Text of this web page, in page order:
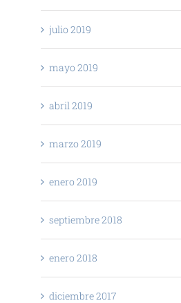
julio 2019
mayo 2019
abril 2019
marzo 2019
enero 2019
septiembre 2018
enero 2018
diciembre 2017